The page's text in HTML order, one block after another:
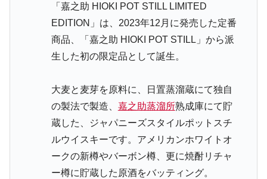
「嘉之助 HIOKI POT STILL LIMITED
EDITION」は、2023年12月に発売した定番
商品、「嘉之助 HIOKI POT STILL」から派
生した初の限定品として誕生。
大麦と麦芽を原料に、日置蒸溜蔵にて独自
の製法で製造、 嘉之助蒸溜所熟成庫にて貯
蔵した、ジャパニーズスタイルポットスチ
ルウイスキーです。アメリカンホワイトオ
ークの新樽やバーボン樽、更に焼酎リチャ
ー樽に貯蔵した原酒をバッティング。